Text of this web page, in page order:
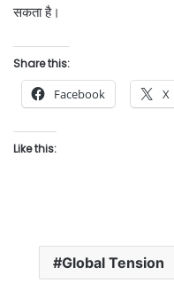
सकता है।
Share this:
Facebook X
Like this:
Global Tension